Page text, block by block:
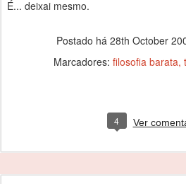
É... deixai mesmo.
Postado há 28th October
Marcadores: filosofia barata
4 Ver